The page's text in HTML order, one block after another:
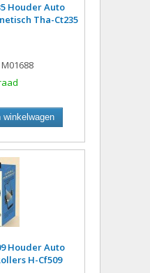
Houder Auto
Tha-Ct235
winkelwagen
Houder Auto
H-Cf509